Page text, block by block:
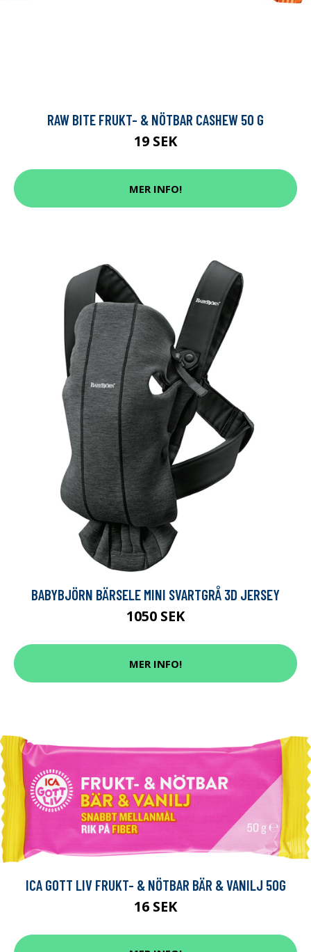
RAW BITE FRUKT- & NÖTBAR CASHEW 50 G
19 SEK
MER INFO!
BABYBJÖRN BÄRSELE MINI SVARTGRÅ 3D JERSEY
1050 SEK
MER INFO!
ICA GOTT LIV FRUKT- & NÖTBAR BÄR & VANILJ 50G
16 SEK